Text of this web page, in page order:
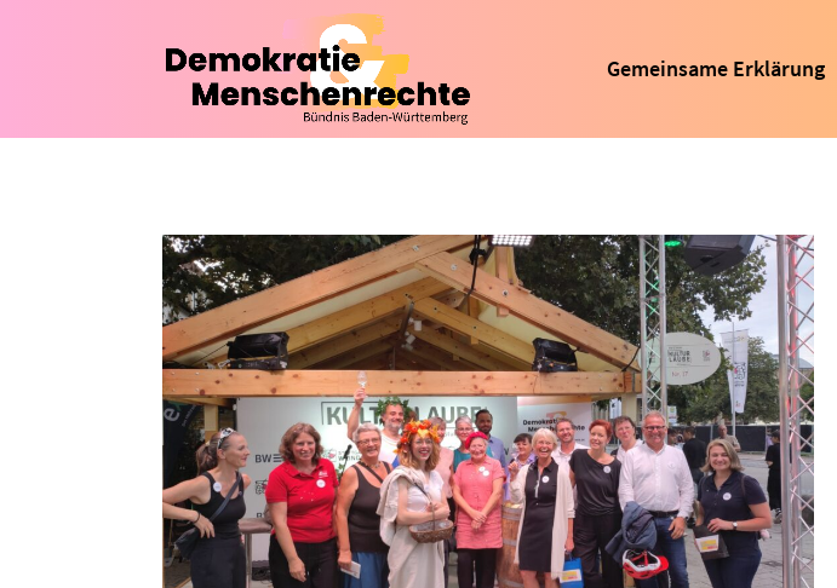
Gemeinsame Erklärung